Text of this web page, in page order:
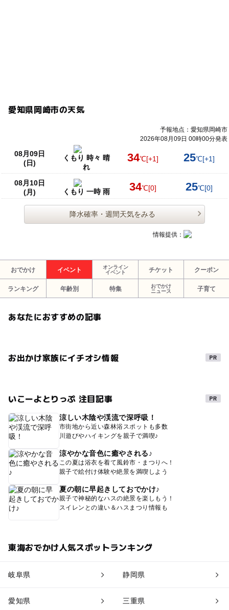
愛知県岡崎市の天気
予報地点：愛知県岡崎市
2026年08月09日 00時00分発表
08月09日
(日)
くもり 時々 晴
れ
34℃[+1] 25℃[+1]
08月10日
(月)
くもり 一時 雨 34℃[0] 25℃[0]
降水確率・週間天気をみる
情報提供：
おでかけ イベント
オンライン
イベント
チケット クーポン
ランキング 年齢別 特集
おでかけ
ニュース
子育て
あなたにおすすめの記事
お出かけ家族にイチオシ情報
いこーよとりっぷ 注目記事
涼しい木陰や渓流で深呼吸！
市街地から近い森林浴スポットも多数
川遊びやハイキングを親子で満喫♪
涼やかな音色に癒やされる♪
この夏は浴衣を着て風鈴市・まつりへ！
親子で絵付け体験や絶景を満喫しよう
夏の朝に早起きしておでかけ♪
親子で神秘的なハスの絶景を楽しもう！
スイレンとの違い＆ハスまつり情報も
東海おでかけ人気スポットランキング
岐阜県 静岡県
愛知県 三重県